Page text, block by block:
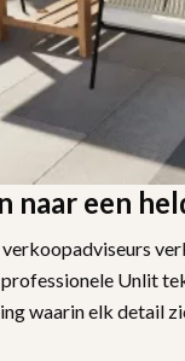
naar een
verkoopadviseurs
Unlit
waarin elk detail